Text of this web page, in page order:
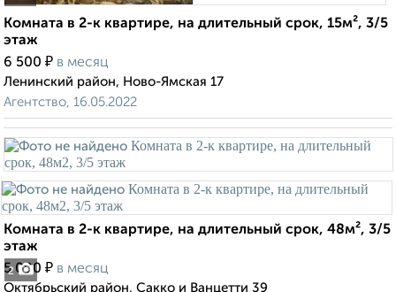
Комната в 2-к квартире, на длительный срок, 15м², 3/5
этаж
6 500 ₽ в месяц
Ленинский район, Ново-Ямская 17
Агентство, 16.05.2022
2
Комната в 2-к квартире, на длительный срок, 48м², 3/5
этаж
5 000 ₽ в месяц
Октябрьский район, Сакко и Ванцетти 39